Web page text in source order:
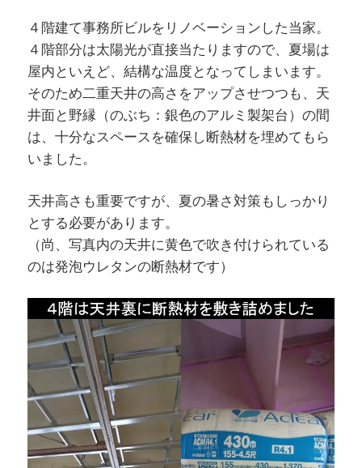
４階建て事務所ビルをリノベーションした当家。
４階部分は太陽光が直接当たりますので、夏場は
屋内といえど、結構な温度となってしまいます。
そのため二重天井の高さをアップさせつつも、天
井面と野縁（のぶち：銀色のアルミ製架台）の間
は、十分なスペースを確保し断熱材を埋めてもら
いました。
天井高さも重要ですが、夏の暑さ対策もしっかり
とする必要があります。
（尚、写真内の天井に黄色で吹き付けられている
のは発泡ウレタンの断熱材です）